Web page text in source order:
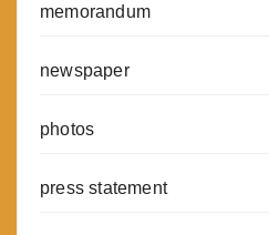
memorandum
newspaper
photos
press statement